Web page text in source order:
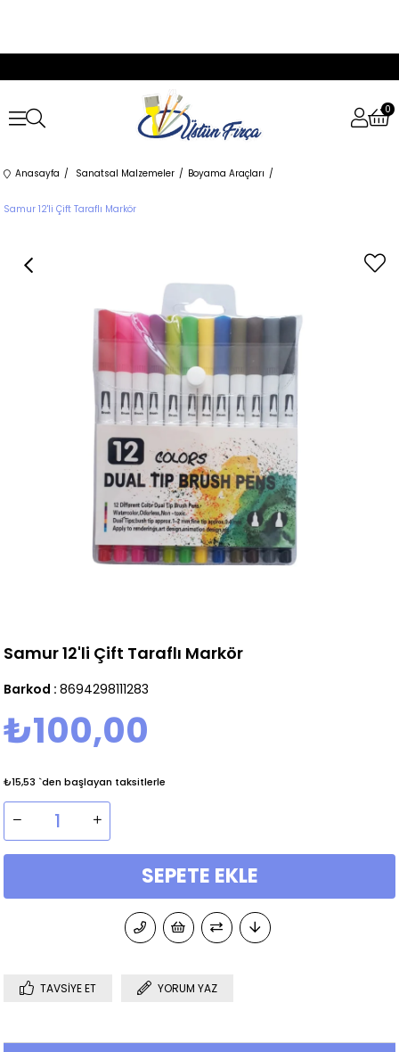
0
Anasayfa Sanatsal Malzemeler Boyama Araçları
Samur 12'li Çift Taraflı Markör
Samur 12'li Çift Taraflı Markör
Barkod : 8694298111283
₺100,00
₺15,53 `den başlayan taksitlerle
TAVSIYE ET YORUM YAZ